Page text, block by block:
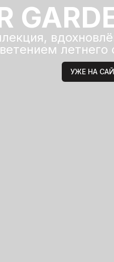
летнего
УЖЕ НА